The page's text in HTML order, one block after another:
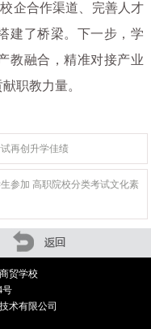
企合作渠道、完善人才
建了桥梁。下一步，学
教融合，精准对接产业
职教力量。
再创升学佳绩
参加 高职院校分类考试文化素
贸学校
号
术有限公司